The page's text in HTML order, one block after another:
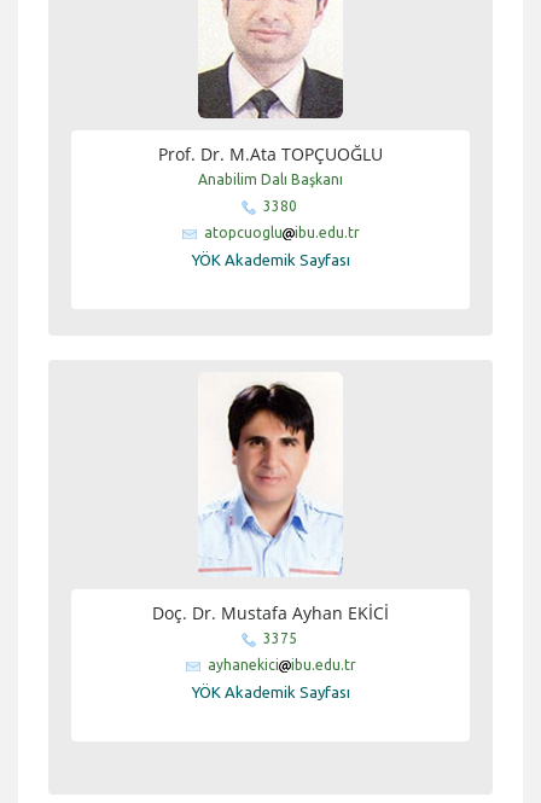
Prof. Dr. M.Ata TOPÇUOĞLU
Anabilim Dalı Başkanı
3380
atopcuoglu
ibu.edu.tr
YÖK Akademik Sayfası
Doç. Dr. Mustafa Ayhan EKİCİ
3375
ayhanekici
ibu.edu.tr
YÖK Akademik Sayfası